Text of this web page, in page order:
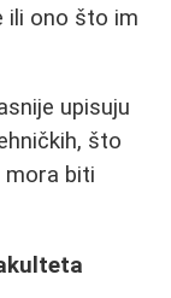
ili ono što im
upisuju
što
mora biti